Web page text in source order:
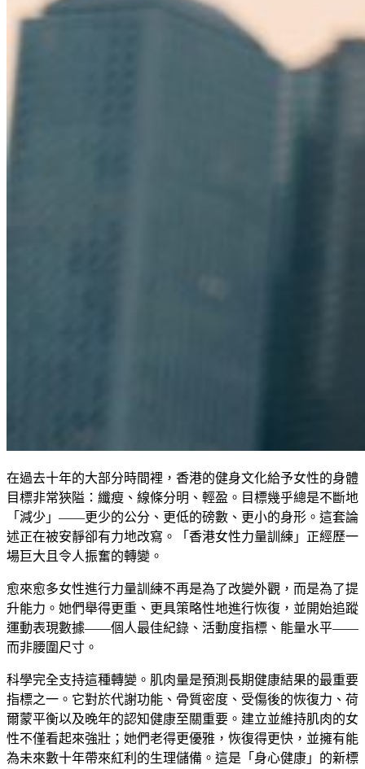
在過去十年的大部分時間裡，香港的健身文化給予女性的身體
目標非常狹隘：纖瘦、線條分明、輕盈。目標幾乎總是不斷地
「減少」——更少的公分、更低的磅數、更小的身形。這套論
述正在被安靜卻有力地改寫。「香港女性力量訓練」正經歷一
場巨大且令人振奮的轉變。
愈來愈多女性進行力量訓練不再是為了改變外觀，而是為了提
升能力。她們舉得更重、更具策略性地進行恢復，並開始追蹤
運動表現數據——個人最佳紀錄、活動度指標、能量水平——
而非腰圍尺寸。
科學完全支持這種轉變。肌肉量是預測長期健康結果的最重要
指標之一。它對於代謝功能、骨質密度、受傷後的恢復力、荷
爾蒙平衡以及晚年的認知健康至關重要。建立並維持肌肉的女
性不僅看起來強壯；她們老得更優雅，恢復得更快，並擁有能
為未來數十年帶來紅利的生理儲備。這是「身心健康」的新標